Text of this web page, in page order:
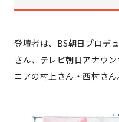
登壇者は、BS朝日プロデ
さん、テレビ朝日アナウ
ニアの村上さん・西村さん